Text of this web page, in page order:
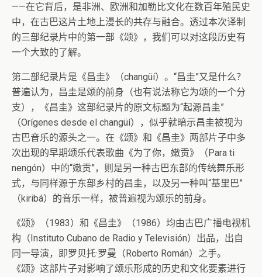
——在它背后，是非洲、欧洲和加勒比文化在数百年殖民史
中，在古巴这片土地上漫长的共存与融合。透过本次译制
的三部纪录片中的第一部《颂》，我们可以对这段历史有
一个大致的了解。
第二部纪录片是《昌圭》（changüí）。“昌圭”又是什么？
普遍认为，昌圭是颂的前身（也有说法称它为颂的一个分
支），《昌圭》这部纪录片的原文标题为“起源昌圭”
（Orígenes desde el changüí），似乎就暗示昌圭被视为
古巴音乐的源头之一。在《颂》和《昌圭》两部片子中多
次出现的早期颂乐代表歌曲《为了你，嫩贡》（Para ti
nengón）中的“嫩贡”，则是另一种古巴东部的传统舞乐形
式，与同样源于东部乡村的昌圭，以及另一种叫“基里巴”
（kiribá）的音乐一样，被普遍视为颂乐的前身。
《颂》（1983）和《昌圭》（1986）均由古巴广播电视机
构（Instituto Cubano de Radio y Televisión）出品，出自
同一导演，即罗贝托·罗曼（Roberto Román）之手。
《颂》这部片子对影响了颂乐形成的历史和文化要素进行